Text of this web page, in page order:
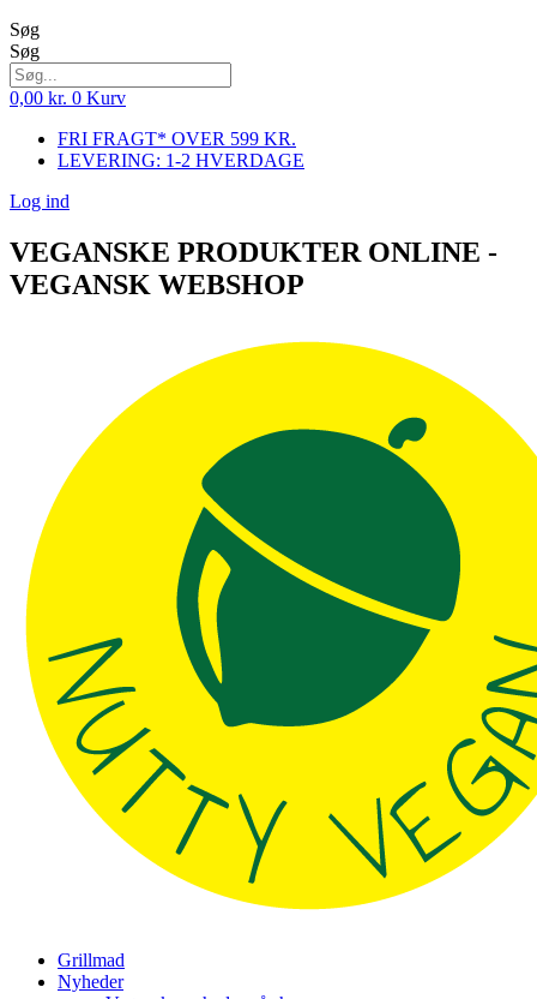
Søg
Søg
0,00 kr. 0 Kurv
FRI FRAGT* OVER 599 KR.
LEVERING: 1-2 HVERDAGE
Log ind
VEGANSKE PRODUKTER ONLINE -
VEGANSK WEBSHOP
Grillmad
Nyheder